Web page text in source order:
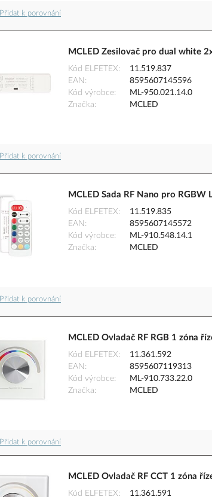
Přidat k porovnání
MCLED Zesilovač pro dual white
Kód ELFETEX
11.519.837
EAN
8595607145596
Kód výrobce
ML-950.021.14.0
Značka
MCLED
Přidat k porovnání
MCLED Sada RF Nano pro RGBW
Kód ELFETEX
11.519.835
EAN
8595607145572
Kód výrobce
ML-910.548.14.1
Značka
MCLED
Přidat k porovnání
MCLED Ovladač RF RGB 1 zóna
Kód ELFETEX
11.361.592
EAN
8595607119313
Kód výrobce
ML-910.733.22.0
Značka
MCLED
Přidat k porovnání
MCLED Ovladač RF CCT 1 zóna
Kód ELFETEX 11.361.591